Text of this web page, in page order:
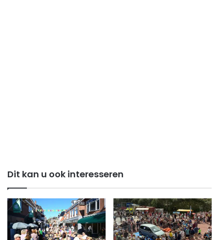
Dit kan u ook interesseren